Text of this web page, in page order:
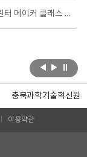
2023 충북콘텐츠코리아랩 3D프린터 메이커 클래스 일상소품 제작과정 결과공유회 현장!
충북과학기술혁신원
이용약관